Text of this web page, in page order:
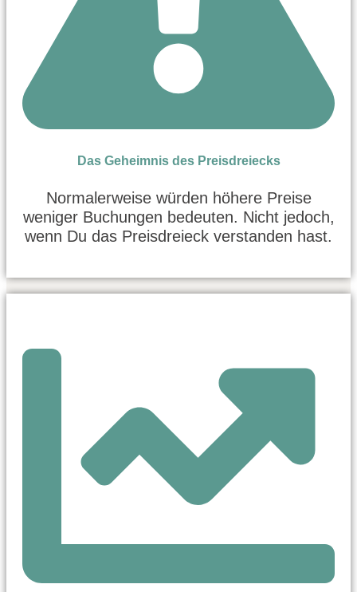
Das Geheimnis des Preisdreiecks
Normalerweise würden höhere Preise
weniger Buchungen bedeuten. Nicht jedoch,
wenn Du das Preisdreieck verstanden hast.